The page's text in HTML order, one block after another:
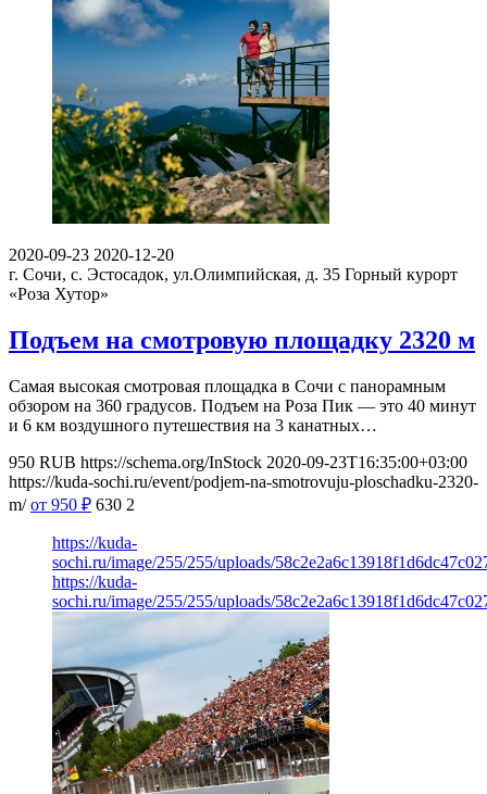
2020-09-23 2020-12-20
г. Сочи, с. Эстосадок, ул.Олимпийская, д. 35 Горный курорт
«Роза Хутор»
Подъем на смотровую площадку 2320 м
Самая высокая смотровая площадка в Сочи с панорамным
обзором на 360 градусов. Подъем на Роза Пик — это 40 минут
и 6 км воздушного путешествия на 3 канатных…
950 RUB https://schema.org/InStock 2020-09-23T16:35:00+03:00
https://kuda-sochi.ru/event/podjem-na-smotrovuju-ploschadku-2320-
m/ от 950 ₽ 630 2
https://kuda-
sochi.ru/image/255/255/uploads/
https://kuda-
sochi.ru/image/255/255/uploads/